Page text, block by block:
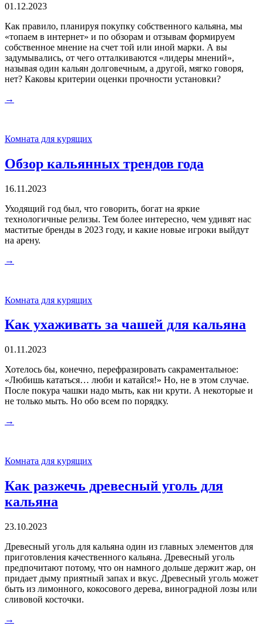
01.12.2023
Как правило, планируя покупку собственного кальяна, мы
«топаем в интернет» и по обзорам и отзывам формируем
собственное мнение на счет той или иной марки. А вы
задумывались, от чего отталкиваются «лидеры мнений»,
называя один кальян долговечным, а другой, мягко говоря,
нет? Каковы критерии оценки прочности установки?
→
Комната для курящих
Обзор кальянных трендов года
16.11.2023
Уходящий год был, что говорить, богат на яркие
технологичные релизы. Тем более интересно, чем удивят нас
маститые бренды в 2023 году, и какие новые игроки выйдут
на арену.
→
Комната для курящих
Как ухаживать за чашей для кальяна
01.11.2023
Хотелось бы, конечно, перефразировать сакраментальное:
«Любишь кататься… люби и катайся!» Но, не в этом случае.
После покура чашки надо мыть, как ни крути. А некоторые и
не только мыть. Но обо всем по порядку.
→
Комната для курящих
Как разжечь древесный уголь для
кальяна
23.10.2023
Древесный уголь для кальяна один из главных элементов для
приготовления качественного кальяна. Древесный уголь
предпочитают потому, что он намного дольше держит жар, он
придает дыму приятный запах и вкус. Древесный уголь может
быть из лимонного, кокосового дерева, виноградной лозы или
сливовой косточки.
→